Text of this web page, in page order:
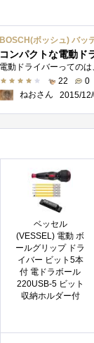
BOSCH(ボッシュ) バッ
コンパクトな電動ド
22
0
ねおさん
2015/
ベッセル
(VESSEL) 電動 ボ
ールグリップ ドラ
イバー ビット5本
付 電ドラボール
220USB-5 ビット
収納ホルダー付